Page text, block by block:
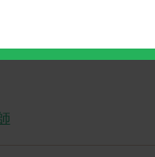
来を担当する医師を